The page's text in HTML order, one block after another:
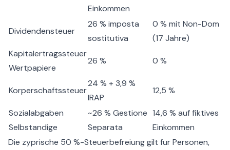
Einkommen
Dividendensteuer
26 % imposta
sostitutiva
0 % mit Non-Dom
(17 Jahre)
Kapitalertragssteuer
Wertpapiere
26 % 0 %
Korperschaftssteuer
24 % + 3,9 %
IRAP
12,5 %
Sozialabgaben
Selbstandige
~26 % Gestione
Separata
14,6 % auf fiktives
Einkommen
Die zyprische 50 %-Steuerbefreiunggilt fur Personen,